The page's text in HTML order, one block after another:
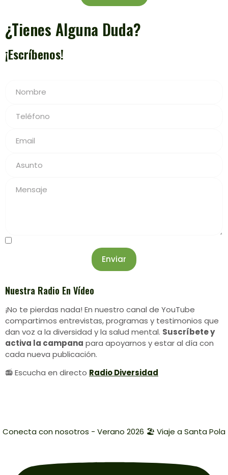
¿Tienes Alguna Duda?
¡Escríbenos!
Enviar
Nuestra Radio En Vídeo
¡No te pierdas nada! En nuestro canal de YouTube
compartimos entrevistas, programas y testimonios que
dan voz a la diversidad y la salud mental. Suscríbete y
activa la campana para apoyarnos y estar al día con
cada nueva publicación.
📻 Escucha en directo Radio Diversidad
Conecta con nosotros - Verano 2026 🏖️ Viaje a Santa Pola